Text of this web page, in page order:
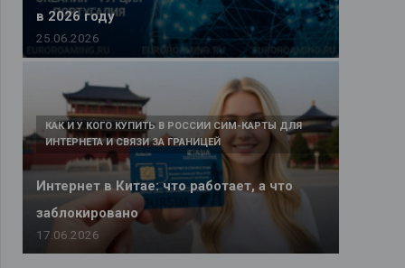
в 2026 году
25.06.2026
Интернет в Китае: что работает, а что
заблокировано
КАК И У КОГО КУПИТЬ В РОССИИ СИМ-КАРТЫ ДЛЯ
ИНТЕРНЕТА И СВЯЗИ ЗА ГРАНИЦЕЙ
17.06.2026